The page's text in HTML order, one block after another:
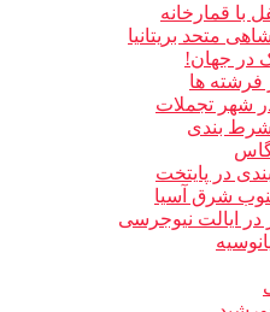
با قمارخانه
متحد بریتانیا
در جهان!
فرشته ها
شهر تجملات
بندی
در پایتخت
شرق آسیا
در ایالت نیوجرسی